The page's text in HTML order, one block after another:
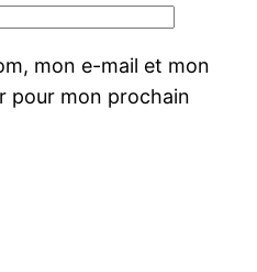
mon e-mail et mon
pour mon prochain